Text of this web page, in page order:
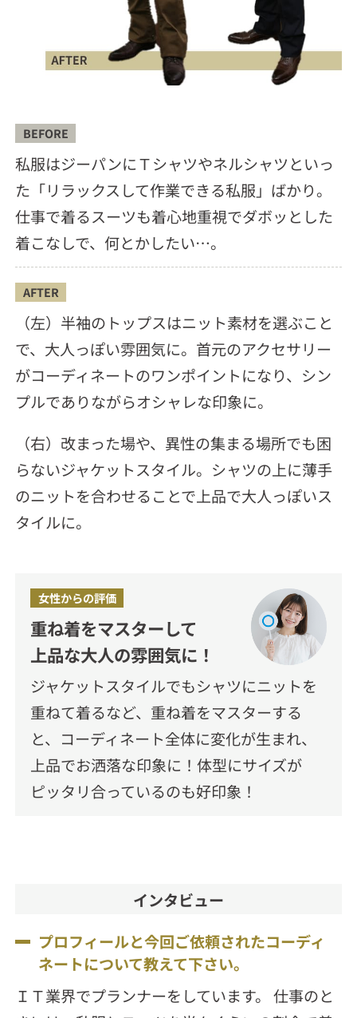
BEFORE
私服はジーパンにＴシャツやネルシャツといっ
た「リラックスして作業できる私服」ばかり。
仕事で着るスーツも着心地重視でダボッとした
着こなしで、何とかしたい…。
AFTER
（左）半袖のトップスはニット素材を選ぶこと
で、大人っぽい雰囲気に。首元のアクセサリー
がコーディネートのワンポイントになり、シン
プルでありながらオシャレな印象に。
（右）改まった場や、異性の集まる場所でも困
らないジャケットスタイル。シャツの上に薄手
のニットを合わせることで上品で大人っぽいス
タイルに。
女性からの評価
重ね着をマスターして
上品な大人の雰囲気に！
ジャケットスタイルでもシャツにニットを
重ねて着るなど、重ね着をマスターする
と、コーディネート全体に変化が生まれ、
上品でお洒落な印象に！体型にサイズが
ピッタリ合っているのも好印象！
インタビュー
プロフィールと今回ご依頼されたコーディ
ネートについて教えて下さい。
ＩＴ業界でプランナーをしています。 仕事のと